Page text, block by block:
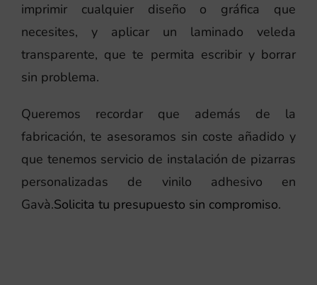
imprimir cualquier diseño o gráfica que
necesites, y aplicar un laminado veleda
transparente, que te permita escribir y borrar
sin problema.
Queremos recordar que además de la
fabricación, te asesoramos sin coste añadido y
que tenemos servicio de instalación de pizarras
personalizadas de vinilo adhesivo en
Gavà.Solicita tu presupuesto sin compromiso.